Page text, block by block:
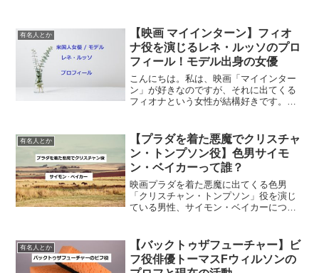
有名人とか
【映画 マイインターン】フィオ
ナ役を演じるレネ・ルッソのプロ
フィール！モデル出身の女優
こんにちは。私は、映画「マイインター
ン」が好きなのですが、それに出てくる
フィオナという女性が結構好きです。今
紹介したいと思います。マイインターン
の中でレネ・ルッソはどん...
有名人とか
【プラダを着た悪魔でクリスチャ
ン・トンプソン役】色男サイモ
ン・ベイカーって誰？
映画プラダを着た悪魔に出てくる色男
「クリスチャン・トンプソン」役を演じ
ている男性、サイモン・ベイカーについ
どんな人？プラダを着た悪魔 クリスチャ
ン・トンプソンとは、主役...
有名人とか
【バックトゥザフューチャー】ビ
フ役俳優トーマスFウィルソンの